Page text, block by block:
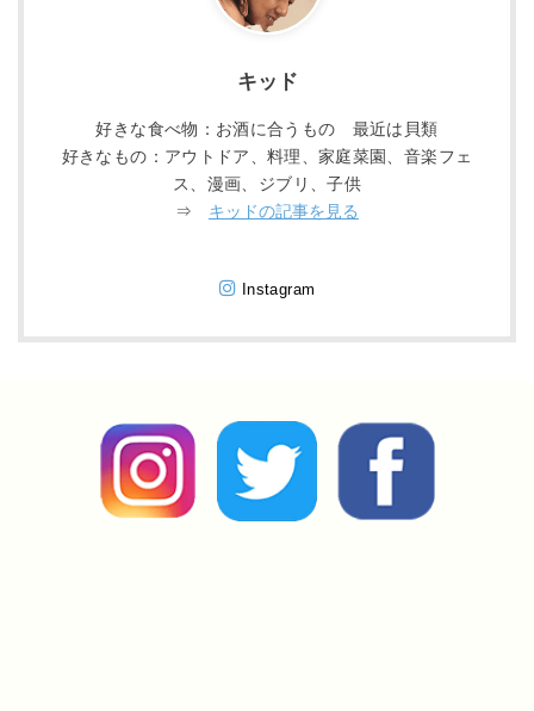
キッド
好きな食べ物：お酒に合うもの 最近は貝類
好きなもの：アウトドア、料理、家庭菜園、音楽フェ
ス、漫画、ジブリ、子供
⇒ キッドの記事を見る
Instagram